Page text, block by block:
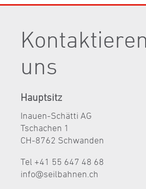
uns
Hauptsitz
Inauen-Schätti AG
Tschachen 1
CH-8762 Schwanden
Tel +41 55 647 48 68
nf
s lb hn n ch